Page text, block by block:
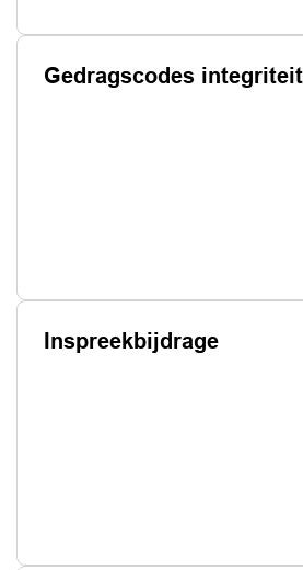
Gedragscodes
Inspreekbijdrage